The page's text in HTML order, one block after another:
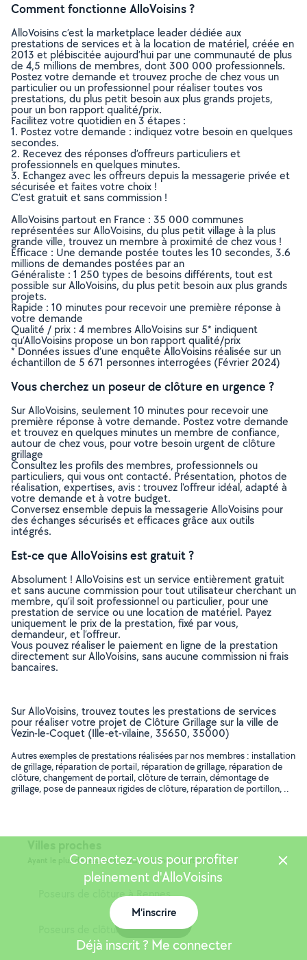
Comment fonctionne AlloVoisins ?
AlloVoisins c’est la marketplace leader dédiée aux
prestations de services et à la location de matériel, créée en
2013 et plébiscitée aujourd’hui par une communauté de plus
de 4,5 millions de membres, dont 300 000 professionnels.
Postez votre demande et trouvez proche de chez vous un
particulier ou un professionnel pour réaliser toutes vos
prestations, du plus petit besoin aux plus grands projets,
pour un bon rapport qualité/prix.
Facilitez votre quotidien en 3 étapes :
1. Postez votre demande : indiquez votre besoin en quelques
secondes.
2. Recevez des réponses d’offreurs particuliers et
professionnels en quelques minutes.
3. Echangez avec les offreurs depuis la messagerie privée et
sécurisée et faites votre choix !
C’est gratuit et sans commission !
AlloVoisins partout en France : 35 000 communes
représentées sur AlloVoisins, du plus petit village à la plus
grande ville, trouvez un membre à proximité de chez vous !
Efficace : Une demande postée toutes les 10 secondes, 3.6
millions de demandes postées par an
Généraliste : 1 250 types de besoins différents, tout est
possible sur AlloVoisins, du plus petit besoin aux plus grands
projets.
Rapide : 10 minutes pour recevoir une première réponse à
votre demande
Qualité / prix : 4 membres AlloVoisins sur 5* indiquent
qu’AlloVoisins propose un bon rapport qualité/prix
* Données issues d’une enquête AlloVoisins réalisée sur un
échantillon de 5 671 personnes interrogées (Février 2024)
Vous cherchez un poseur de clôture en urgence ?
Sur AlloVoisins, seulement 10 minutes pour recevoir une
première réponse à votre demande. Postez votre demande
et trouvez en quelques minutes un membre de confiance,
autour de chez vous, pour votre besoin urgent de clôture
grillage
Consultez les profils des membres, professionnels ou
particuliers, qui vous ont contacté. Présentation, photos de
réalisation, expertises, avis : trouvez l'offreur idéal, adapté à
votre demande et à votre budget.
Conversez ensemble depuis la messagerie AlloVoisins pour
des échanges sécurisés et efficaces grâce aux outils
intégrés.
Est-ce que AlloVoisins est gratuit ?
Absolument ! AlloVoisins est un service entièrement gratuit
et sans aucune commission pour tout utilisateur cherchant un
membre, qu’il soit professionnel ou particulier, pour une
prestation de service ou une location de matériel. Payez
uniquement le prix de la prestation, fixé par vous,
demandeur, et l’offreur.
Vous pouvez réaliser le paiement en ligne de la prestation
directement sur AlloVoisins, sans aucune commission ni frais
bancaires.
Sur AlloVoisins, trouvez toutes les prestations de services
pour réaliser votre projet de Clôture Grillage sur la ville de
Vezin-le-Coquet (Ille-et-vilaine, 35650, 35000)
Autres exemples de prestations réalisées par nos membres : installation
de grillage, réparation de portail, réparation de grillage, réparation de
clôture, changement de portail, clôture de terrain, démontage de
grillage, pose de panneaux rigides de clôture, réparation de portillon, ..
Ayant le plus de résultats, dans le même département
Poseurs de clôture à Rennes
Poseurs de clôture à Saint-Malo
Connectez-vous pour profiter
pleinement d'AlloVoisins
M'inscrire
Déjà inscrit ? Me connecter